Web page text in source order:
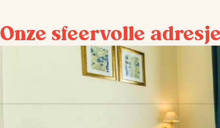
Onze sfeervolle